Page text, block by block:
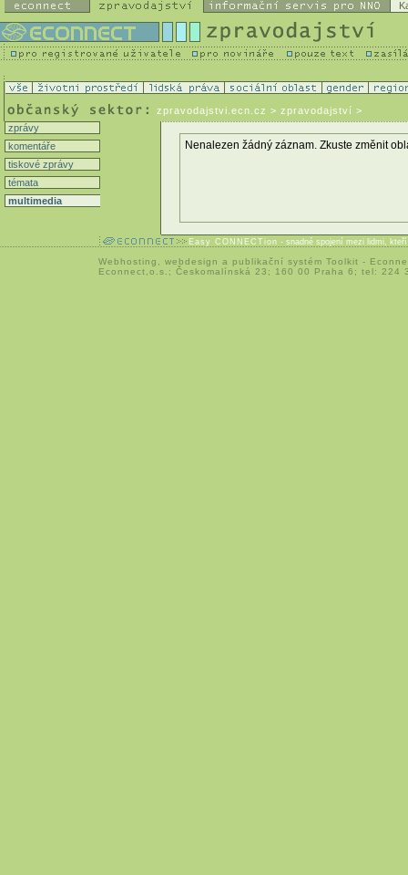
zpravodajstvi.ecn.cz > zpravodajství >
zprávy
komentáře
tiskové zprávy
témata
multimedia
Nenalezen žádný záznam. Zkuste změnit
Easy CONNECTion - snadné spojení mezi lidmi,
Webhosting webdesign a publikační systém Toolkit -
Econnect,o.s.; Českomalínská 23; 160 00 Praha 6; tel: 224